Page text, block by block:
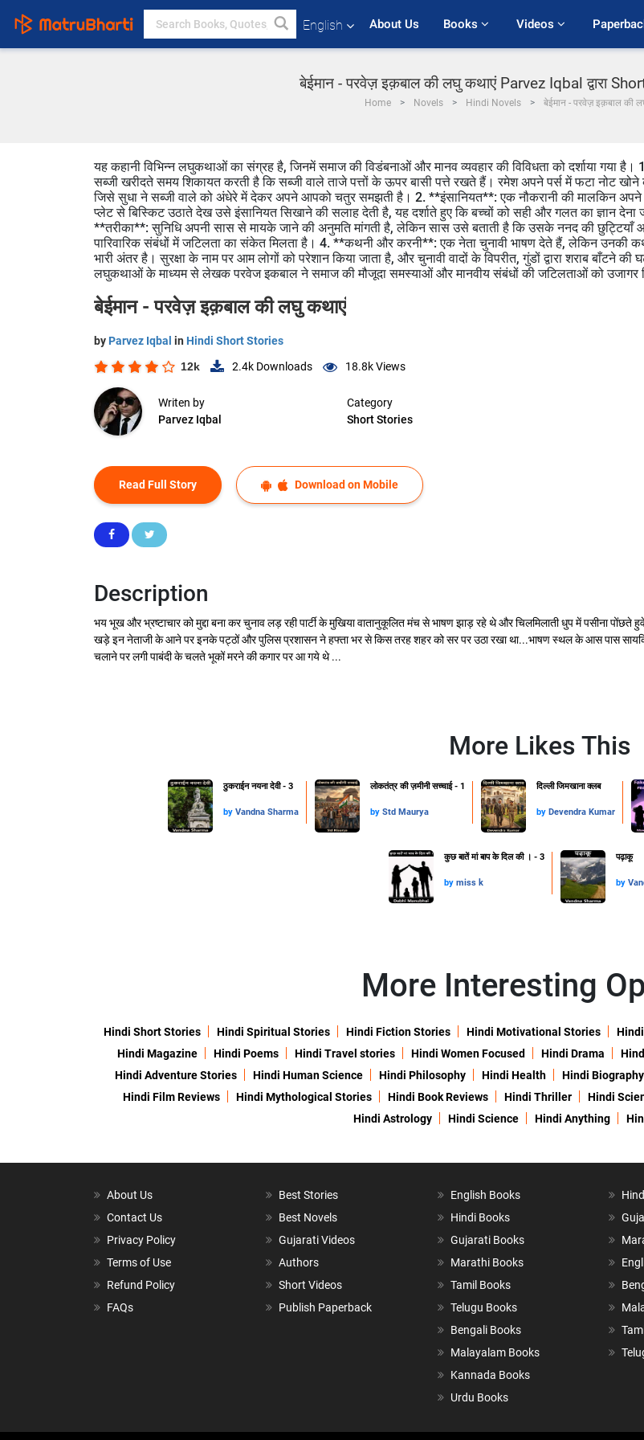
English About Us Books Videos
बेईमान - परवेज़ इक़बाल की लघु कथाएं Parvez Iqbal द्वारा
Home Novels Hindi Novels बेईमान - परवेज़ इक़बाल की
यह कहानी विभिन्न लघुकथाओं का संग्रह है, जिनमें समाज की विडंबनाओं और मानव व्यवहार की विविधता को दर्शाया गया है।
सब्जी खरीदते समय शिकायत करती है कि सब्जी वाले ताजे पत्तों के ऊपर बासी पत्ते रखते हैं। रमेश अपने पर्स में फटा नोट खोने
जिसे सुधा ने सब्जी वाले को अंधेरे में देकर अपने आपको चतुर समझती है। 2. **इंसानियत**: एक नौकरानी की मालकिन अपने
प्लेट से बिस्किट उठाते देख उसे इंसानियत सिखाने की सलाह देती है, यह दर्शाते हुए कि बच्चों को सही और गलत का ज्ञान
**तरीका**: सुनिधि अपनी सास से मायके जाने की अनुमति मांगती है, लेकिन सास उसे बताती है कि उसके ननद की छुट्टियाँ
पारिवारिक संबंधों में जटिलता का संकेत मिलता है। 4. **कथनी और करनी**: एक नेता चुनावी भाषण देते हैं, लेकिन उनकी
भारी अंतर है। सुरक्षा के नाम पर आम लोगों को परेशान किया जाता है, और चुनावी वादों के विपरीत, गुंडों द्वारा शराब बाँटने की
लघुकथाओं के माध्यम से लेखक परवेज इकबाल ने समाज की मौजूदा समस्याओं और मानवीय संबंधों की जटिलताओं को उजागर
बेईमान - परवेज़ इक़बाल की लघु कथाएं
by Parvez Iqbal in Hindi Short Stories
12k 2.4k Downloads 18.8kViews
Writen by
Parvez Iqbal
Category
Short Stories
Read Full Story Download on Mobile
Description
भय भूख और भ्रष्टाचार को मुद्दा बना कर चुनाव लड़ रही पार्टी के मुखिया वातानुकूलित मंच से भाषण झाड़ रहे थे और चिलमिलाती धुप में पसीना पोंछते
खड़े इन नेताजी के आने पर इनके पट्ठों और पुलिस प्रशासन ने हफ्ता भर से किस तरह शहर को सर पर उठा रखा था...भाषण स्थल के आस पास सायकिल
चलाने पर लगी पाबंदी के चलते भूकों मरने की कगार पर आ गये थे ...
More Likes This
ठुकराईन नयना देवी - 3
by Vandna Sharma
लोकतंत्र की ज़मीनी सच्चाई - 1
by Std Maurya
दिल्ली जिमखाना क्लब
by Devendra Kumar
कुछ बातें मां बाप के दिल की । - 3
by miss k
पढ़ाकू
by
More Interesting
Hindi Short Stories Hindi Spiritual Stories Hindi Fiction Stories Hindi Motivational Stories
Hindi Magazine
Hindi Poems Hindi Travel stories Hindi Women Focused Hindi Drama
Hindi Adventure Stories
Hindi Human Science Hindi Philosophy Hindi Health Hindi Biography
Hindi Film Reviews
Hindi Mythological Stories Hindi Book Reviews Hindi Thriller Hindi
Hindi Astrology
Hindi Science Hindi Anything
About Us
Contact Us
Privacy Policy
Terms of Use
Refund Policy
FAQs
Best Stories
Best Novels
Gujarati Videos
Authors
Short Videos
Publish Paperback
English Books
Hindi Books
Gujarati Books
Marathi Books
Tamil Books
Telugu Books
Bengali Books
Malayalam Books
Kannada Books
Urdu Books